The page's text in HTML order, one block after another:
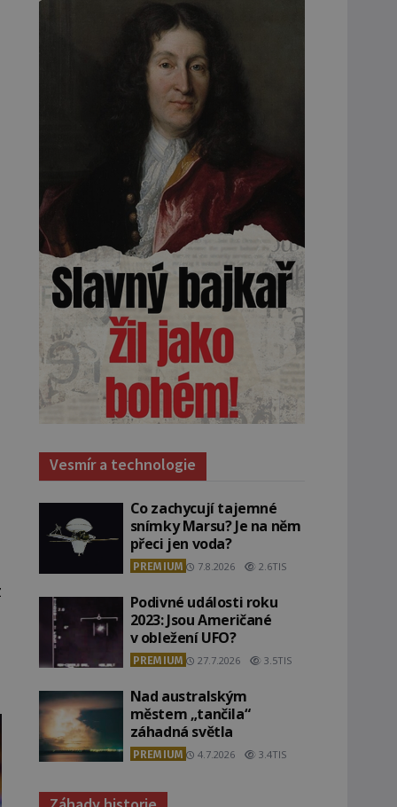
Vesmír a technologie
Co zachycují tajemné
snímky Marsu? Je na něm
přeci jen voda?
PREMIUM 7.8.2026 2.6TIS
Podivné události roku
2023: Jsou Američané
v obležení UFO?
PREMIUM 27.7.2026 3.5TIS
Nad australským
městem „tančila“
záhadná světla
PREMIUM 4.7.2026 3.4TIS